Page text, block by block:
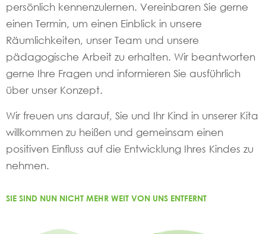
persönlich kennenzulernen. Vereinbaren Sie gerne
einen Termin, um einen Einblick in unsere
Räumlichkeiten, unser Team und unsere
pädagogische Arbeit zu erhalten. Wir beantworten
gerne Ihre Fragen und informieren Sie ausführlich
über unser Konzept.
Wir freuen uns darauf, Sie und Ihr Kind in unserer Kita
willkommen zu heißen und gemeinsam einen
positiven Einfluss auf die Entwicklung Ihres Kindes zu
nehmen.
SIE SIND NUN NICHT MEHR WEIT VON UNS ENTFERNT